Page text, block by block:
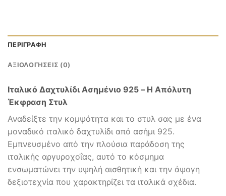
ΠΕΡΙΓΡΑΦΉ
ΑΞΙΟΛΟΓΉΣΕΙΣ (0)
Ιταλικό Δαχτυλίδι Ασημένιο 925 – Η Απόλυτη
Έκφραση Στυλ
Αναδείξτε την κομψότητα και το στυλ σας με ένα
μοναδικό ιταλικό δαχτυλίδι από ασήμι 925.
Εμπνευσμένο από την πλούσια παράδοση της
ιταλικής αργυροχοΐας, αυτό το κόσμημα
ενσωματώνει την υψηλή αισθητική και την άψογη
δεξιοτεχνία που χαρακτηρίζει τα ιταλικά σχέδια.